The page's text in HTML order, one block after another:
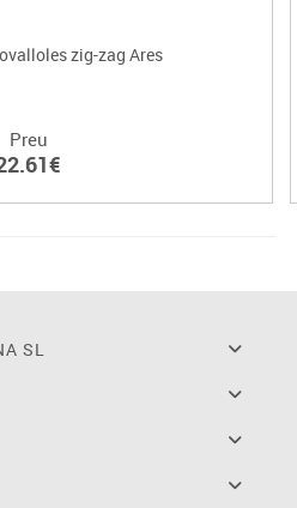
zig-zag Ares
Preu
SL